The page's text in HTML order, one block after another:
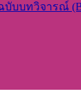
บับบทวิจารณ์